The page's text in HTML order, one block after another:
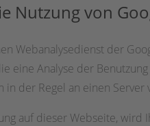
Nutzung von
Webanalysedienst der
eine Analyse der
der Regel an einen
auf dieser Webseite,